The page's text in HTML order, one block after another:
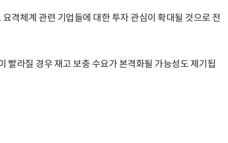
격체계 관련 기업들에 대한 투자 관심이 확대될 것으로 전
빨라질 경우 재고 보충 수요가 본격화될 가능성도 제기됩